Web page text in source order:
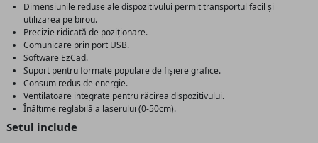
Dimensiunile reduse ale dispozitivului permit transportul facil și
utilizarea pe birou.
Precizie ridicată de poziționare.
Comunicare prin port USB.
Software EzCad.
Suport pentru formate populare de fișiere grafice.
Consum redus de energie.
Ventilatoare integrate pentru răcirea dispozitivului.
Înălțime reglabilă a laserului (0-50cm).
Setul include